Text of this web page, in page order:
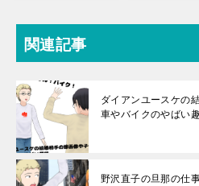
関連記事
ダイアンユースケの
車やバイクのやばい
野沢直子の旦那の仕